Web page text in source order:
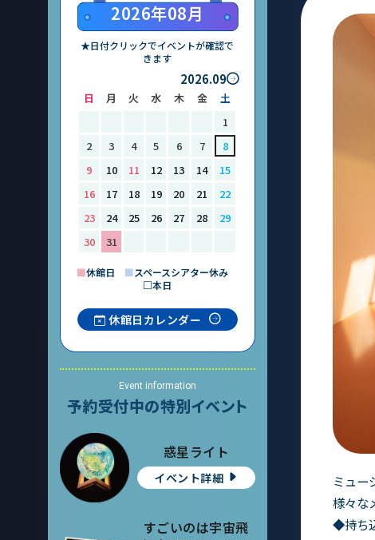
ス
中庭テ
多目
ミュー
様々な
◆持ち
2026年08月
★日付クリックでイベントが確認で
きます
2026.09
日 月 火 水 木 金
土
1
2
3 4 5 6 7
8
9
10 11 12 13 14
15
16
17 18 19 20 21
22
23
24 25 26 27 28
29
30
31
■休館日 ■スペースシアター休み
□本日
休館日カレンダー
Event information
予約受付中の特別イベント
惑星ライト
イベント詳細
すごいのは宇宙飛